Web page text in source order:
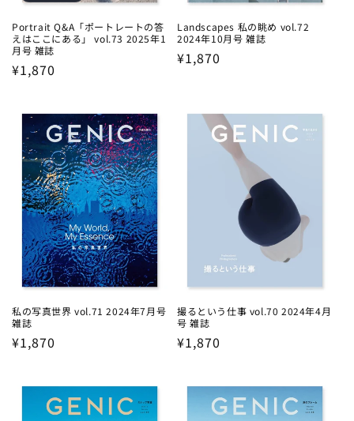
Portrait Q&A「ポートレートの答
えはここにある」 vol.73 2025年1
月号 雑誌
Regular
¥1,870
Landscapes 私の眺め vol.72
2024年10月号 雑誌
Regular
¥1,870
私の写真世界 vol.71 2024年7月号
雑誌
Regular
¥1,870
撮るという仕事 vol.70 2024年4月
号 雑誌
Regular
¥1,870